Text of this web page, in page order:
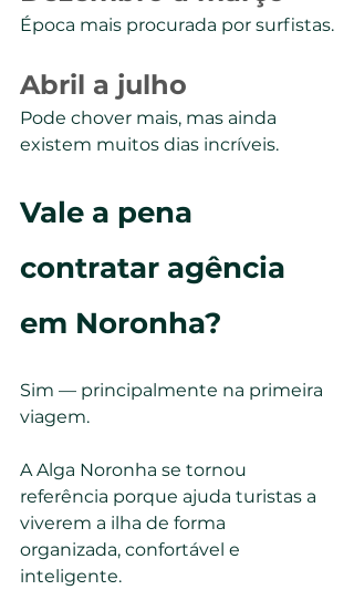
Época mais procurada por surfistas.
Abril a julho
Pode chover mais, mas ainda
existem muitos dias incríveis.
Vale a pena
contratar agência
em Noronha?
Sim — principalmente na primeira
viagem.
A Alga Noronha se tornou
referência porque ajuda turistas a
viverem a ilha de forma
organizada, confortável e
inteligente.